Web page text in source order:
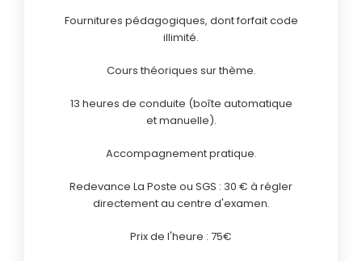
Fournitures pédagogiques, dont forfait code
illimité.
Cours théoriques sur thème.
13 heures de conduite (boîte automatique
et manuelle).
Accompagnement pratique.
Redevance La Poste ou SGS : 30 € à régler
directement au centre d'examen.
Prix de l'heure : 75€